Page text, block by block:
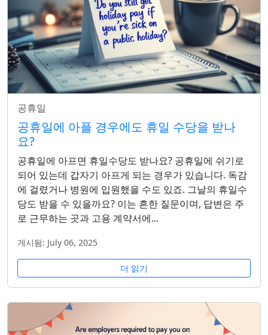
공휴일
공휴일에 아플 경우에도 휴일 수당을 받나
요?
공휴일에 아프면 휴일수당도 받나요? 공휴일에 쉬기로
되어 있는데 갑자기 아프게 되는 경우가 있습니다. 독감
에 걸렸거나 병원에 입원했을 수도 있죠. 그날의 휴일수
당도 받을 수 있을까요? 이는 흔한 질문이며, 답변은 주
로 근무하는 곳과 고용 계약서에...
게시됨: July 06, 2025
더 읽기